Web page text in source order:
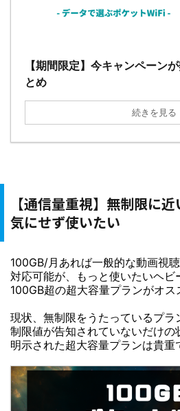
【期間限定】今キャンペーン
とめ
続きを見る
【通信量重視】無制限に
気にせず使いたい
100GB/月あれば一般的な動画視
対応可能が、もっと使いたいヘビ
100GB超の超大容量プランがオス
現状、無制限をうたっているプラ
制限値が告知されていないだけ
明示された超大容量プランは貴重